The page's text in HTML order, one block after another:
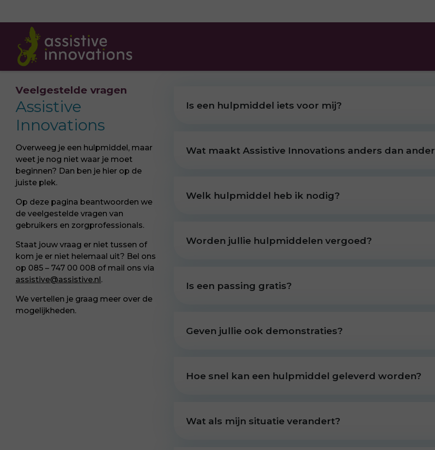
Veelgestelde vragen
Assistive
Innovations
Overweeg je een hulpmiddel, maar
weet je nog niet waar je moet
beginnen? Dan ben je hier op de
juiste plek.
Op deze pagina beantwoorden we
de veelgestelde vragen van
gebruikers en zorgprofessionals.
Staat jouw vraag er niet tussen of
kom je er niet helemaal uit? Bel ons
op 085 – 747 00 008 of mail ons via
assistive@assistive.nl.
We vertellen je graag meer over de
mogelijkheden.
Is een hulpmiddel iets voor mij?
Wat maakt Assistive Innovations anders dan
Welk hulpmiddel heb ik nodig?
Worden jullie hulpmiddelen vergoed?
Is een passing gratis?
Geven jullie ook demonstraties?
Hoe snel kan een hulpmiddel geleverd worden?
Wat als mijn situatie verandert?